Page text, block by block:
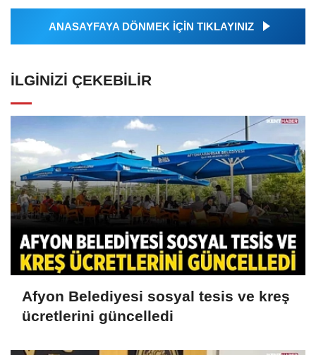
ANASAYFAYA DÖNMEK İÇİN TIKLAYINIZ
İLGINIZI ÇEKEBILIR
Afyon Belediyesi sosyal tesis ve kreş
ücretlerini güncelledi